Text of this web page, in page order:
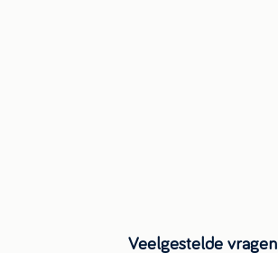
Veelgestelde vragen